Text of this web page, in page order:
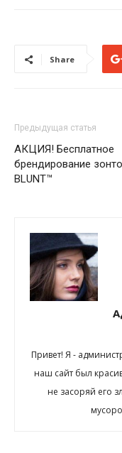
Share
Предыдущая статья
АКЦИЯ! Бесплатное
брендирование
BLUNT™
Привет! Я -
наш сайт был
не засоряй его